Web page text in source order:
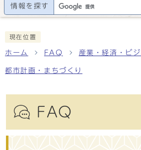
情報を探す
現在位置
ホーム FAQ 産業・経済・ビジ
都市計画・まちづくり
FAQ